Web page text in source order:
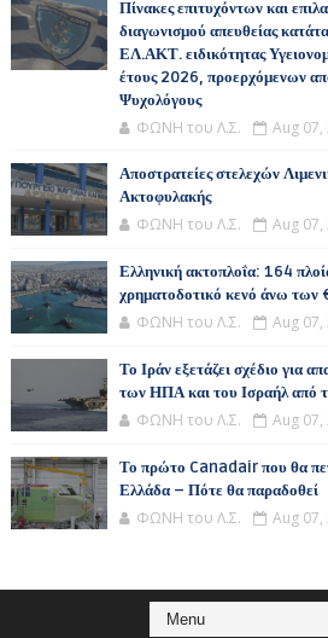
Πίνακες επιτυχόντων και
διαγωνισμού απευθείας
ΕΛ.ΑΚΤ. ειδικότητας
έτους 2026, προερχόμενων
Ψυχολόγους
ΦΩΝΗ του Λ.Σ. Aug 07,
Αποστρατείες στελεχών
Ακτοφυλακής
ΦΩΝΗ του Λ.Σ. Aug 07,
Ελληνική ακτοπλοΐα: 164
χρηματοδοτικό κενό άνω των
ΦΩΝΗ του Λ.Σ. Aug 07,
Το Ιράν εξετάζει σχέδιο για
των ΗΠΑ και του Ισραήλ από
ΦΩΝΗ του Λ.Σ. Aug 07,
Το πρώτο Canadair που θα
Ελλάδα – Πότε θα παραδοθεί
ΦΩΝΗ του Λ.Σ. Aug 07,